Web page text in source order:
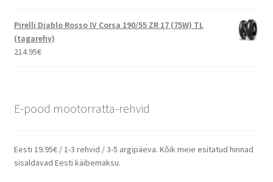
Pirelli Diablo Rosso IV Corsa 190/55 ZR 17 (75W) TL
(tagarehv)
214.95€
E-pood mootorratta-rehvid
Eesti 19.95€ / 1-3 rehvid / 3-5 argipäeva. Kõik meie esitatud hinnad
sisaldavad Eesti käibemaksu.